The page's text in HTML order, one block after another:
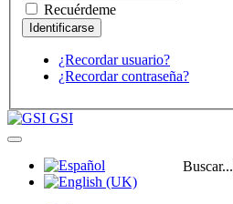
Recuérdeme
¿Recordar usuario?
¿Recordar contraseña?
GSI
Buscar...